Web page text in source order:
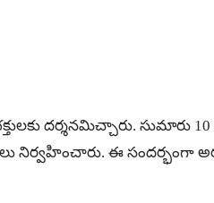
దర్శనమిచ్చారు. సుమారు
ఈ సందర్భంగా